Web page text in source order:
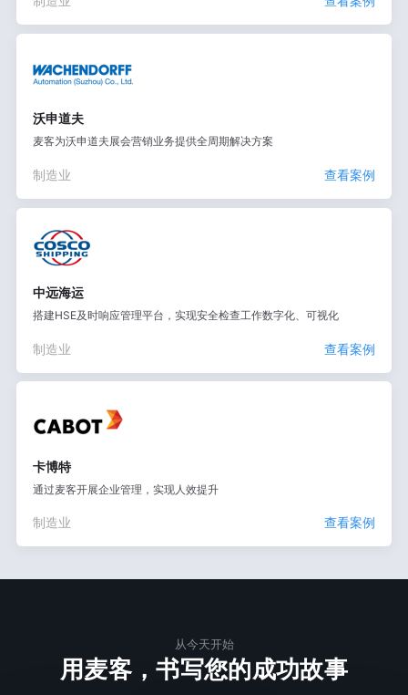
沃申道夫
麦客为沃申道夫展会营销业务提供全周期解决方案
制造业 查看案例
中远海运
搭建HSE及时响应管理平台，实现安全检查工作数字化、可视化
制造业 查看案例
卡博特
通过麦客开展企业管理，实现人效提升
制造业 查看案例
从今天开始
用麦客，书写您的成功故事